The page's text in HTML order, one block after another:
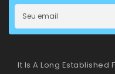
Leitura
Primeiras
It Is A Long Established